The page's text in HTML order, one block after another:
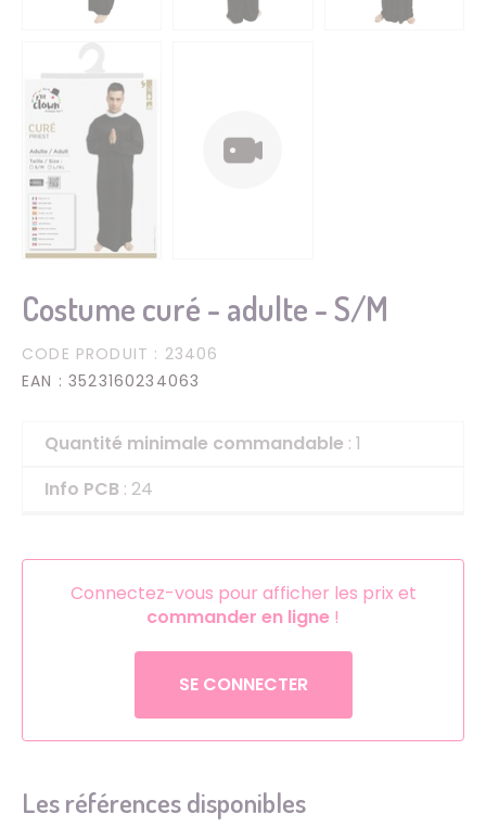
Costume curé - adulte - S/M
CODE PRODUIT : 23406
EAN : 3523160234063
Quantité minimale commandable : 1
Info PCB : 24
Connectez-vous pour afficher les prix et
commander en ligne !
SE CONNECTER
Les références disponibles